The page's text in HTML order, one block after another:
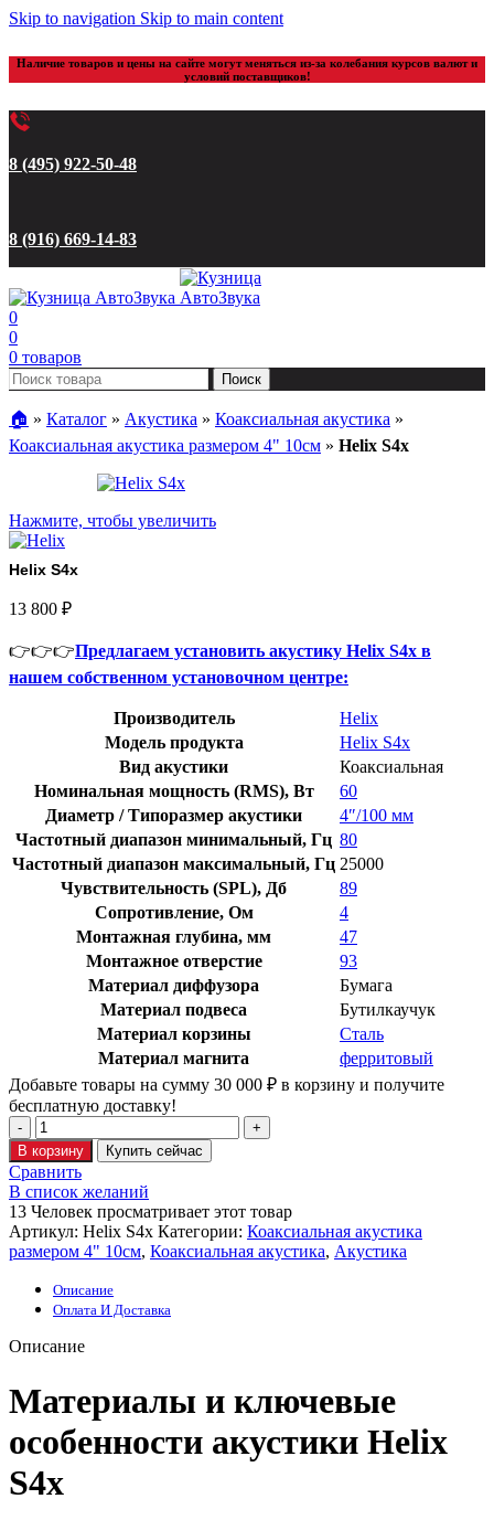
Skip to navigation Skip to main content
Наличие товаров и цены на сайте могут меняться из-за колебания курсов валют и
условий поставщиков!
8 (495) 922-50-48
8 (916) 669-14-83
0
0
0 товаров
Поиск
🏠︎ » Каталог » Акустика » Коаксиальная акустика »
Коаксиальная акустика размером 4" 10см » Helix S4x
Нажмите, чтобы увеличить
Helix S4x
13 800 ₽
👉👉👉Предлагаем установить акустику Helix S4x в
нашем собственном установочном центре:
Производитель
Helix
Модель продукта
Helix S4x
Вид акустики
Коаксиальная
Номинальная мощность (RMS), Вт
60
Диаметр / Типоразмер акустики
4″/100 мм
Частотный диапазон минимальный, Гц 80
Частотный диапазон максимальный, Гц 25000
Чувствительность (SPL), Дб
89
Сопротивление, Ом
4
Монтажная глубина, мм
47
Монтажное отверстие
93
Материал диффузора
Бумага
Материал подвеса
Бутилкаучук
Материал корзины
Сталь
Материал магнита
ферритовый
Добавьте товары на сумму 30 000 ₽ в корзину и получите
бесплатную доставку!
В корзину Купить сейчас
Сравнить
В список желаний
13 Человек просматривает этот товар
Артикул: Helix S4x Категории: Коаксиальная акустика
размером 4" 10см, Коаксиальная акустика, Акустика
Описание
Оплата И Доставка
Описание
Материалы и ключевые
особенности акустики Helix
S4x